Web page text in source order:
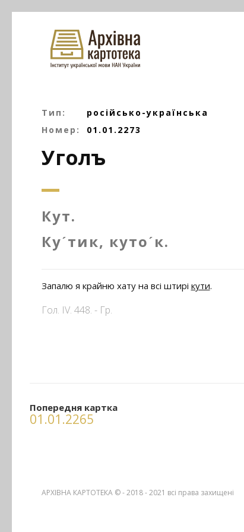
Тип:
російсько-українська
Номер:
01.01.2273
Уголъ
Кут.
Куˊтик, кутоˊк.
Запалю я крайню хату на всі штирі кути.
Гол. ІV. 448. - Гр.
Попередня картка
01.01.2265
АРХІВНА КАРТОТЕКА © - 2018 - 2021 всі права захищені